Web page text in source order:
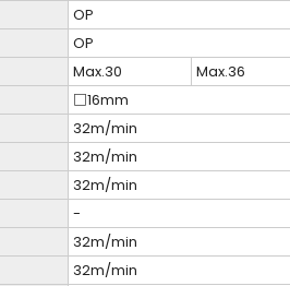
OP
OP
Max.30
Max.36
□16mm
32m/min
32m/min
32m/min
-
32m/min
32m/min